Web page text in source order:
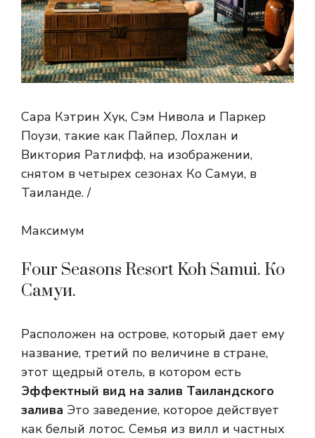
Сара Кэтрин Хук, Сэм Нивола и Паркер
Поузи, такие как Пайпер, Лохлан и
Виктория Ратлифф, на изображении,
снятом в четырех сезонах Ко Самуи, в
Таиланде. /
Максимум
Four Seasons Resort Koh Samui. Ко
Самуи.
Расположен на острове, который дает ему
название, третий по величине в стране,
этот щедрый отель, в котором есть
Эффектный вид на залив Таиландского
залива Это заведение, которое действует
как белый лотос. Семья из вилл и частных